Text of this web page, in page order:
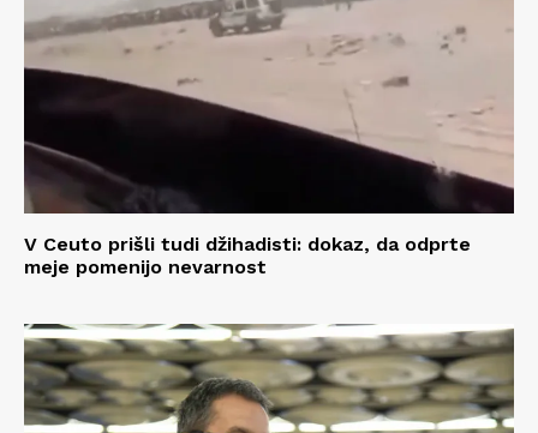
V Ceuto prišli tudi džihadisti: dokaz, da odprte
meje pomenijo nevarnost